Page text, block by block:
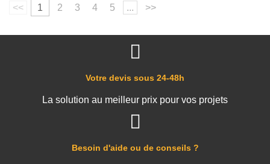
<< 1 2 3 4 5 ... >>
Besoin d'aide ou de conseils ?
Votre devis sous 24-48h
La solution au meilleur prix pour vos projets